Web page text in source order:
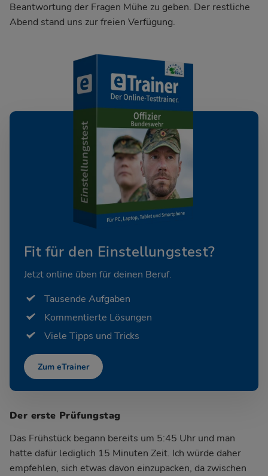
Beantwortung der Fragen Mühe zu geben. Der restliche
Abend stand uns zur freien Verfügung.
Fit für den Einstellungstest?
Jetzt online üben für deinen Beruf.
Tausende Aufgaben
Kommentierte Lösungen
Viele Tipps und Tricks
Zum eTrainer
Der erste Prüfungstag
Das Frühstück begann bereits um 5:45 Uhr und man
hatte dafür lediglich 15 Minuten Zeit. Ich würde daher
empfehlen, sich etwas davon einzupacken, da zwischen